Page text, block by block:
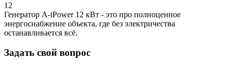
12
Генератор A-iPower 12 кВт - это про полноценное
энергоснабжение объекта, где без электричества
останавливается всё.
Задать свой вопрос